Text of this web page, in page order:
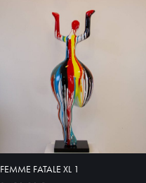
FEMME FATALE XL 1